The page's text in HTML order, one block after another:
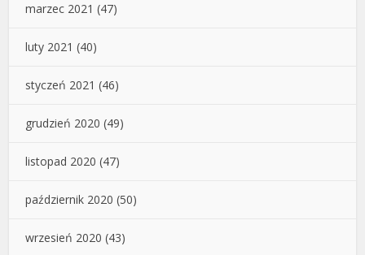
marzec 2021 (47)
luty 2021 (40)
styczeń 2021 (46)
grudzień 2020 (49)
listopad 2020 (47)
październik 2020 (50)
wrzesień 2020 (43)